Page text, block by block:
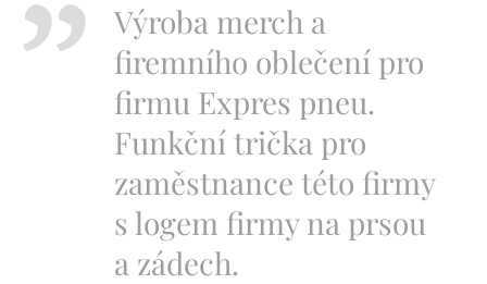
Výroba merch a
firemního oblečení pro
firmu Expres pneu.
Funkční trička pro
zaměstnance této firmy
s logem firmy na prsou
a zádech.